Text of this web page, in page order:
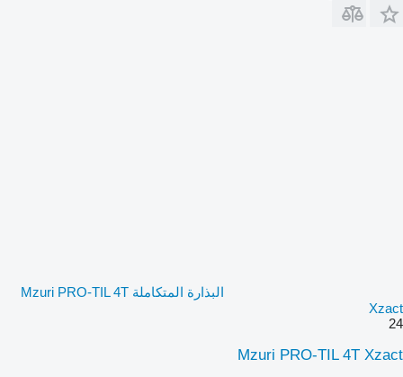
البذارة المتكاملة Mzuri PRO-TIL 4T
Xzact
24
Mzuri PRO-TIL 4T Xzact